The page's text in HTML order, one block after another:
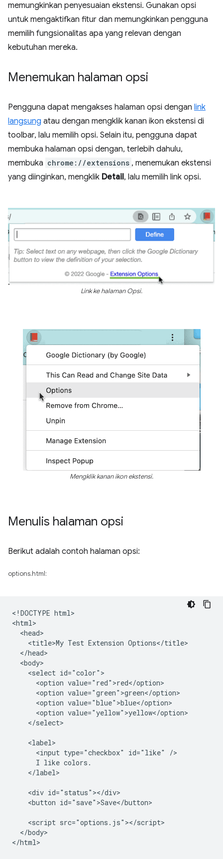
memungkinkan penyesuaian ekstensi. Gunakan opsi
untuk mengaktifkan fitur dan memungkinkan pengguna
memilih fungsionalitas apa yang relevan dengan
kebutuhan mereka.
Menemukan halaman opsi
Pengguna dapat mengakses halaman opsi dengan link
langsung atau dengan mengklik kanan ikon ekstensi di
toolbar, lalu memilih opsi. Selain itu, pengguna dapat
membuka halaman opsi dengan, terlebih dahulu,
membuka chrome://extensions , menemukan ekstensi
yang diinginkan, mengklik Detail, lalu memilih link opsi.
Link ke halaman Opsi.
Mengklik kanan ikon ekstensi.
Menulis halaman opsi
Berikut adalah contoh halaman opsi:
options.html:
<!DOCTYPE html>
<html>
  <head>
    <title>My Test Extension Options</title>
  </head>
  <body>
    <select id="color">
      <option value="red">red</option>
      <option value="green">green</option>
      <option value="blue">blue</option>
      <option value="yellow">yellow</option>
    </select>
    <label>
      <input type="checkbox" id="like" />
      I like colors.
    </label>
    <div id="status"></div>
    <button id="save">Save</button>
    <script src="options.js"></script>
  </body>